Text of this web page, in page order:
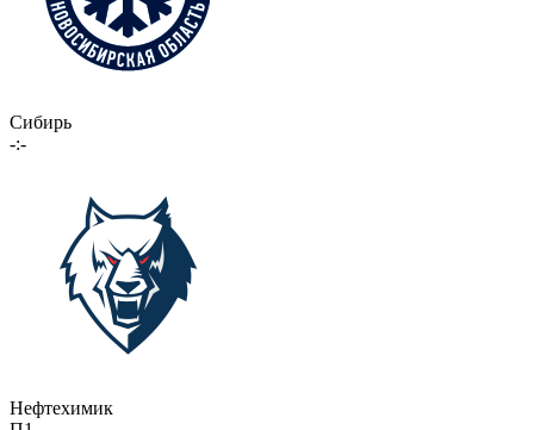
Сибирь
-:-
Нефтехимик